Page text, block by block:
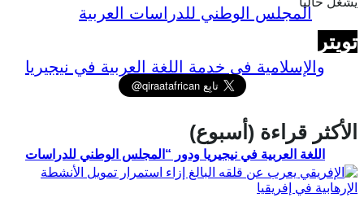
اللغة العربية في نيجيريا ودور “المجلس الوطني للدراسات
تويتر
الأكثر قراءة (أسبوع)